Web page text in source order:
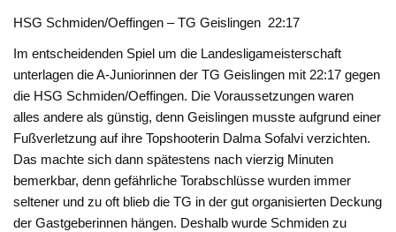
HSG Schmiden/Oeffingen – TG Geislingen 22:17
Im entscheidenden Spiel um die Landesligameisterschaft
unterlagen die A-Juniorinnen der TG Geislingen mit 22:17 gegen
die HSG Schmiden/Oeffingen. Die Voraussetzungen waren
alles andere als günstig, denn Geislingen musste aufgrund einer
Fußverletzung auf ihre Topshooterin Dalma Sofalvi verzichten.
Das machte sich dann spätestens nach vierzig Minuten
bemerkbar, denn gefährliche Torabschlüsse wurden immer
seltener und zu oft blieb die TG in der gut organisierten Deckung
der Gastgeberinnen hängen. Deshalb wurde Schmiden zu